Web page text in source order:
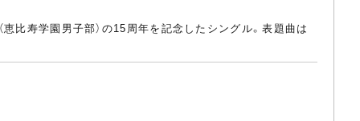
比寿学園男子部）の15周年を記念したシングル。表題曲は